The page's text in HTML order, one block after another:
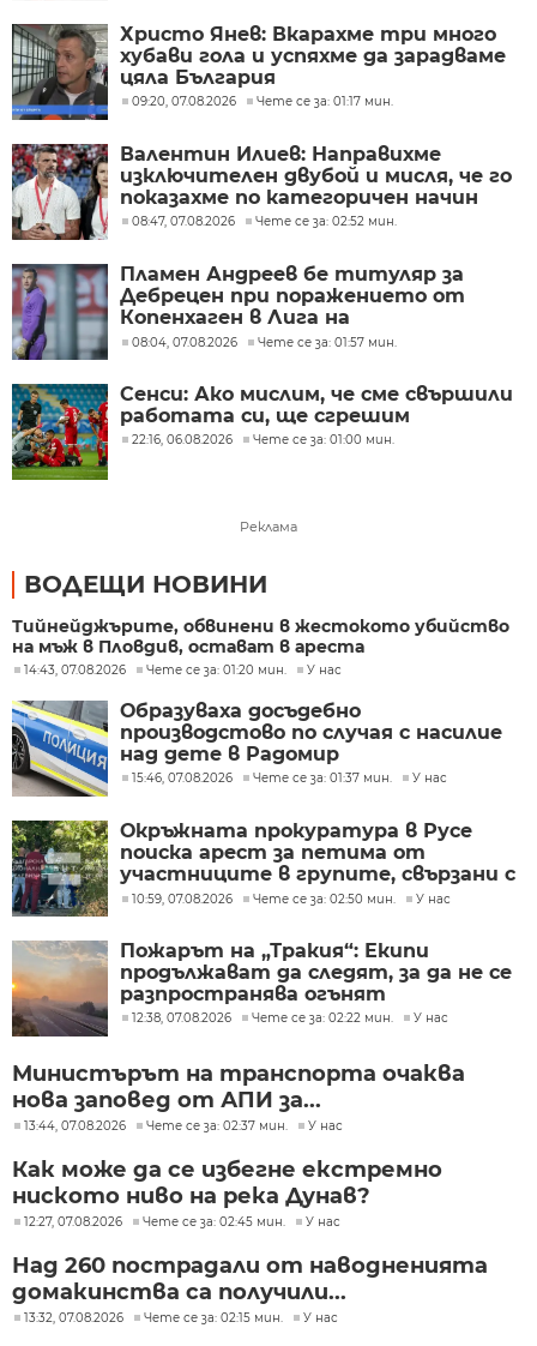
Христо Янев: Вкарахме три много
хубави гола и успяхме да зарадваме
цяла България
09:20, 07.08.2026 Чете се за: 01:17 мин.
Валентин Илиев: Направихме
изключителен двубой и мисля, че го
показахме по категоричен начин
08:47, 07.08.2026 Чете се за: 02:52 мин.
Пламен Андреев бе титуляр за
Дебрецен при поражението от
Копенхаген в Лига на
конференциите
08:04, 07.08.2026 Чете се за: 01:57 мин.
Сенси: Ако мислим, че сме свършили
работата си, ще сгрешим
22:16, 06.08.2026 Чете се за: 01:00 мин.
Реклама
ВОДЕЩИ НОВИНИ
Тийнейджърите, обвинени в жестокото убийство
на мъж в Пловдив, остават в ареста
14:43, 07.08.2026 Чете се за: 01:20 мин. У нас
Образуваха досъдебно
производстово по случая с насилие
над дете в Радомир
15:46, 07.08.2026 Чете се за: 01:37 мин. У нас
Окръжната прокуратура в Русе
поиска арест за петима от
участниците в групите, свързани с
разбитата лаборатория за
10:59, 07.08.2026 Чете се за: 02:50 мин. У нас
Пожарът на „Тракия“: Екипи
продължават да следят, за да не се
разпространява огънят
12:38, 07.08.2026 Чете се за: 02:22 мин. У нас
Министърът на транспорта очаква
нова заповед от АПИ за...
13:44, 07.08.2026 Чете се за: 02:37 мин. У нас
Как може да се избегне екстремно
ниското ниво на река Дунав?
12:27, 07.08.2026 Чете се за: 02:45 мин. У нас
Над 260 пострадали от наводненията
домакинства са получили...
13:32, 07.08.2026 Чете се за: 02:15 мин. У нас